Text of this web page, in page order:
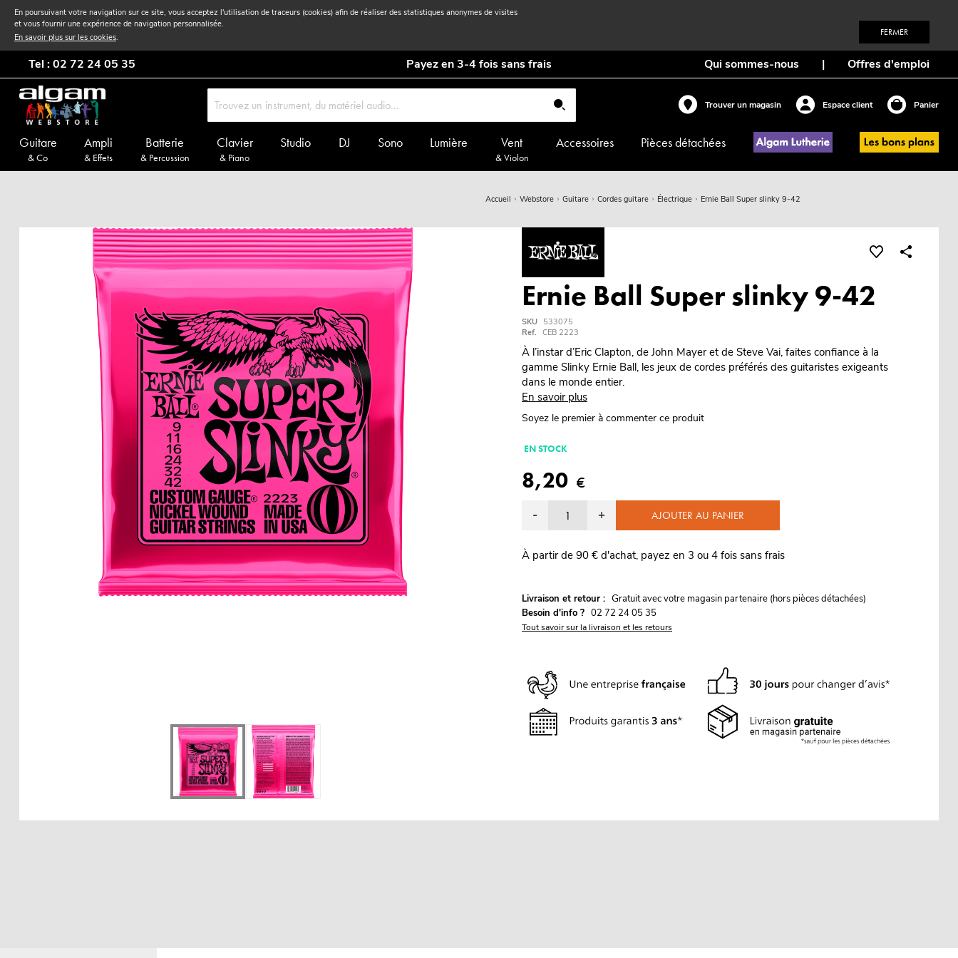
En poursuivant votre navigation sur ce site, vous acceptez l'utilisation de traceurs (cookies) afin de réaliser des statistiques anonymes de visites
et vous fournir une expérience de navigation personnalisée.
En savoir plus sur les cookies. FERMER
Tel : 02 72 24 05 35 Payez en 3-4 fois sans frais Qui sommes-nous | Offres d'emploi
Trouver un magasin Espace client Panier
Guitare
& Co
Ampli
& Effets
Batterie
& Percussion
Clavier
& Piano
Studio DJ Sono Lumière Vent
& Violon
Accessoires Pièces détachées
Accueil Webstore Guitare Cordes guitare Électrique Ernie Ball Super slinky 9-42
Ernie Ball Super slinky 9-42
SKU 533075
Ref. CEB 2223
À l’instar d’Eric Clapton, de John Mayer et de Steve Vai, faites confiance à la
gamme Slinky Ernie Ball, les jeux de cordes préférés des guitaristes exigeants
dans le monde entier.
En savoir plus
Soyez le premier à commenter ce produit
EN STOCK
8,20 €
- + AJOUTER AU PANIER
À partir de 90 € d'achat, payez en 3 ou 4 fois sans frais
Livraison et retour : Gratuit avec votre magasin partenaire (hors pièces détachées)
Besoin d'info ? 02 72 24 05 35
Tout savoir sur la livraison et les retours